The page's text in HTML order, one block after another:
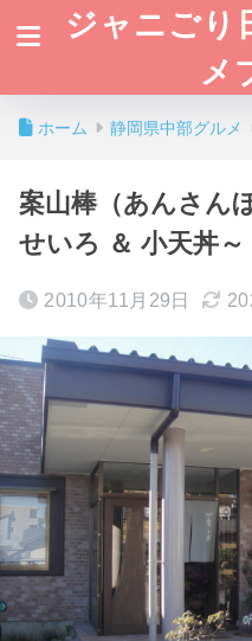
ジャニごり
メ
ホーム 静岡県中部グルメ
案山棒（あんさん
せいろ ＆ 小天丼～
2010年11月29日